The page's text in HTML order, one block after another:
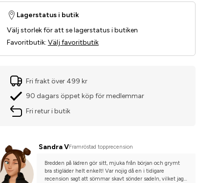
Lagerstatus i butik
Välj storlek för att se lagerstatus i butiken
Favoritbutik: Välj favoritbutik
Fri frakt över 499 kr
90 dagars öppet köp för medlemmar
Fri retur i butik
Sandra VFramröstad topprecension
Bredden på lädren gör sitt, mjuka från början och grymt
bra stigläder helt enkelt! Var nojig då en i tidigare
recension sagt att sömmar skavt sönder sadeln, vilket jag